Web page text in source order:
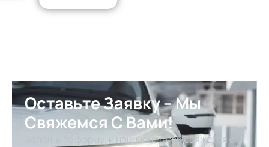
Оставьте Заявку – Мы
Свяжемся С Вами!
Заполните форму, и наш менеджер свяжется с